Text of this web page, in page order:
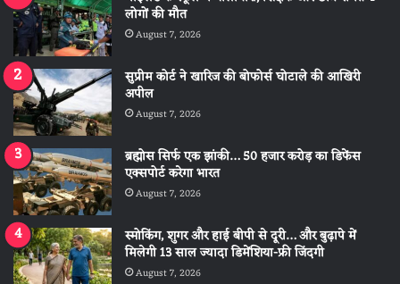
लोगों की मौत
August 7, 2026
सुप्रीम कोर्ट ने खारिज की बोफोर्स घोटाले की आखिरी
अपील
August 7, 2026
ब्रह्मोस सिर्फ एक झांकी… 50 हजार करोड़ का डिफेंस
एक्सपोर्ट करेगा भारत
August 7, 2026
स्मोकिंग, शुगर और हाई बीपी से दूरी… और बुढ़ापे में
मिलेगी 13 साल ज्यादा डिमेंशिया-फ्री जिंदगी
August 7, 2026